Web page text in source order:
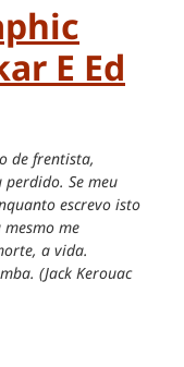
E Ed
de frentista,
perdido. Se meu
escrevo isto
me
a vida.
(Jack Kerouac